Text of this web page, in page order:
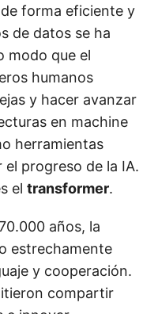
forma eficiente y
de datos se ha
modo que el
humanos
y hacer avanzar
en machine
herramientas
progreso de la IA.
el transformer.
años, la
estrechamente
y cooperación.
compartir